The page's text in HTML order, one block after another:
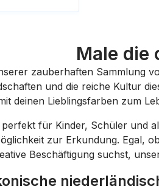
Male die
zauberhaften Sammlung
und die reiche Kultur
deinen Lieblingsfarben zum
perfekt für Kinder, Schüler und
zur Erkundung. Egal,
Beschäftigung suchst,